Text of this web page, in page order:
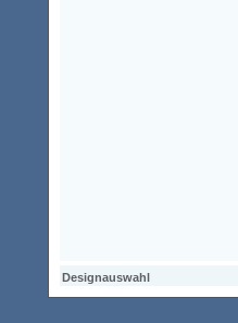
Designauswahl
Designauswahl